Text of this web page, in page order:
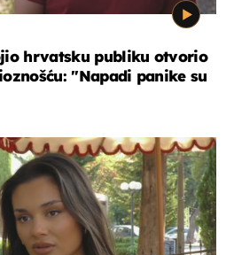
hrvatsku publiku otvorio
"Napadi panike su